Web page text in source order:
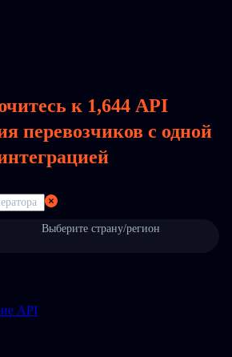
к 1,644 API
перевозчиков с одной
Выберите страну/регион
API